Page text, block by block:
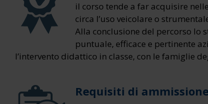
il corso tende a far acquisire
circa l’uso veicolare o
Alla conclusione del percorso lo
puntuale, efficace e pertinente
l’intervento didattico in classe, con le famiglie
Requisiti di ammissione